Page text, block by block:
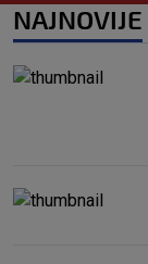
NAJNOVIJE